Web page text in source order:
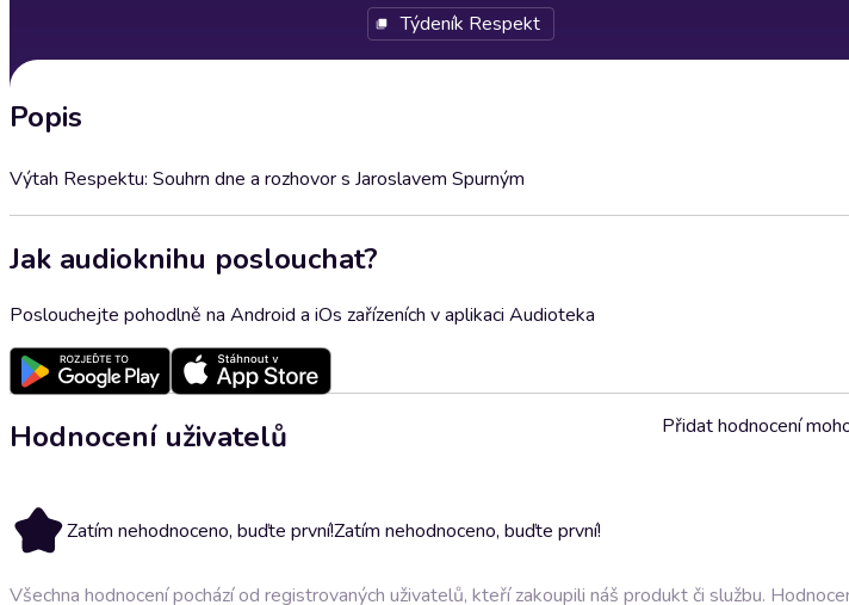
Týdeník Respekt
Popis
Výtah Respektu: Souhrn dne a rozhovor s Jaroslavem Spurným
Jak audioknihu poslouchat?
Poslouchejte pohodlně na Android a iOs zařízeních v aplikaci Audioteka
Hodnocení uživatelů
Zatím nehodnoceno, buďte první!Zatím nehodnoceno, buďte první!
Přidat hodnocení
Všechna hodnocení pochází od registrovaných uživatelů, kteří zakoupili náš produkt či službu.